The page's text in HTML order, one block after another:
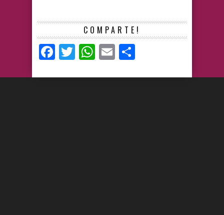
COMPARTE!
Facebook
TwitterWhatsApp
Email